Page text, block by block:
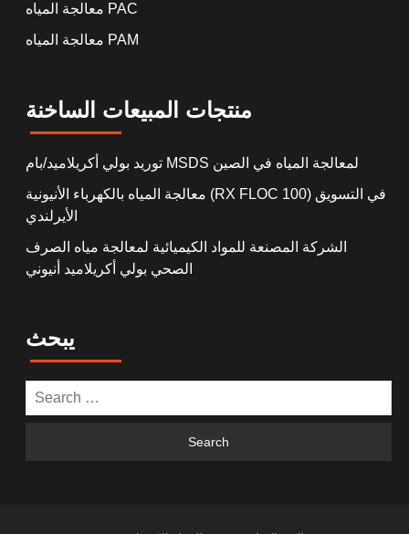
معالجة المياه PAC
معالجة المياه PAM
منتجات المبيعات الساخنة
توريد بولي أكريلاميد/بام MSDS لمعالجة المياه في الصين
معالجة المياه بالكهرباء الأنيونية (RX FLOC 100) في التسويق
الأيرلندي
الشركة المصنعة للمواد الكيميائية لمعالجة مياه الصرف
الصحي بولي أكريلاميد أنيوني
يبحث